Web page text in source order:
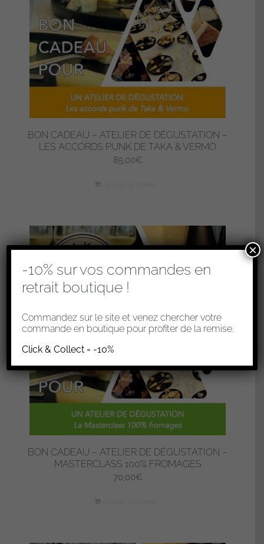
BON CADEAU – ATELIER DE DÉGUSTATION –
LES ACCORDS PUNK DE TAKA & VERMO
85,00€
BON CADEAU – ATELIER DE DÉGUSTATION –
MASTERCLASS 100% FROMAGES
70,00€
-10% sur vos commandes en
retrait boutique !
Commandez sur le site et venez chercher votre
commande en boutique pour profiter de la remise.
Click & Collect = -10%
×